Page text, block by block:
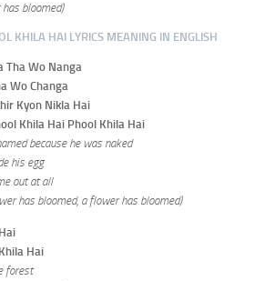
bloomed)
KHILA HAI LYRICS MEANING IN ENGLISH
Tha Wo Nanga
Wo Changa
Kyon Nikla Hai
Khila Hai Phool Khila Hai
because he was naked
his egg
out at all
has bloomed, a flower has bloomed)
Hai
forest